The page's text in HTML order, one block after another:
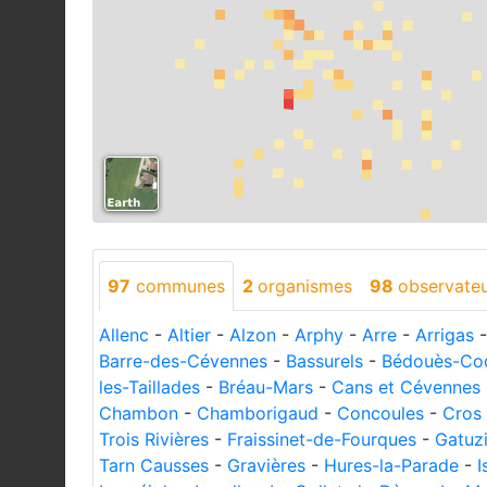
97 communes 2 organismes 98
Allenc - Altier - Alzon - Arphy - Arre - Arrigas
Barre-des-Cévennes - Bassurels - Bédouès-
les-Taillades - Bréau-Mars - Cans et Cévennes
Chambon - Chamborigaud - Concoules - Cros
Trois Rivières - Fraissinet-de-Fourques -
Tarn Causses - Gravières - Hures-la-Parade -